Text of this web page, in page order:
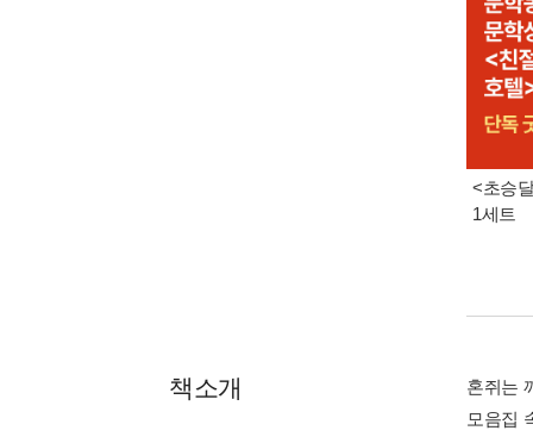
<초승
1세트
책소개
혼쥐는
모음집